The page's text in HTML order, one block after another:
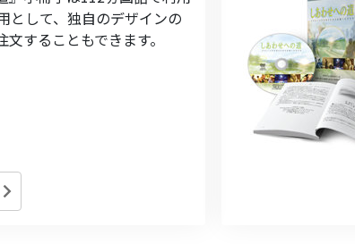
として、独自のデザインの
することもできます。